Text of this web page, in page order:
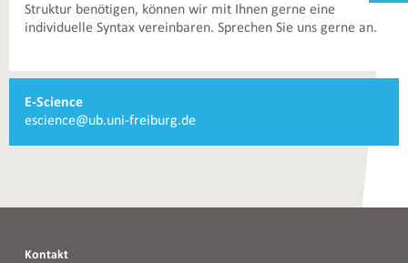
Struktur benötigen, können wir mit Ihnen gerne eine
individuelle Syntax vereinbaren. Sprechen Sie uns gerne an.
Informationen
und
E-Science
E-
escience@ub.uni-freiburg.de
Kontakt